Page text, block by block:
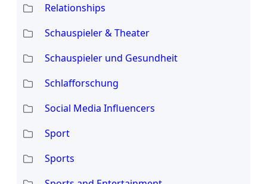
Relationships
Schauspieler & Theater
Schauspieler und Gesundheit
Schlafforschung
Social Media Influencers
Sport
Sports